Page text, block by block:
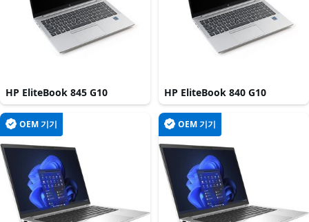
HP EliteBook 845 G10 HP EliteBook 840 G10
OEM 기기 OEM 기기